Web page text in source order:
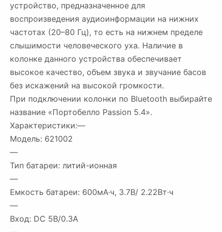
устройство, предназначенное для
воспроизведения аудиоинформации на нижних
частотах (20–80 Гц), то есть на нижнем пределе
слышимости человеческого уха. Наличие в
колонке данного устройства обеспечивает
высокое качество, объем звука и звучание басов
без искажений на высокой громкости.
При подключении колонки по Bluetooth выбирайте
название «Портобелло Passion 5.4».
Характеристики:—
Модель: 621002
—
Тип батареи: литий-ионная
—
Емкость батареи: 600мА·ч, 3.7В/ 2.22Вт·ч
—
Вход: DC 5В/0.3A